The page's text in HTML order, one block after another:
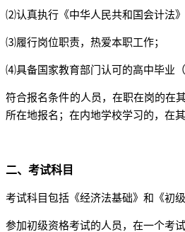
⑵认真执行《中华人民共和国会计法
⑶履行岗位职责，热爱本职工作；
⑷具备国家教育部门认可的高中毕业
符合报名条件的人员，在职在岗的在
所在地报名；在内地学校学习的，在
二、考试科目
考试科目包括《经济法基础》和《初级
参加初级资格考试的人员，在一个考